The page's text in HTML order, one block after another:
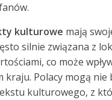
kulturowe mają
silnie związana z
co może
Polacy mogą nie
kulturowego, z